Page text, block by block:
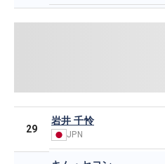
29
岩井 千怜
JPN